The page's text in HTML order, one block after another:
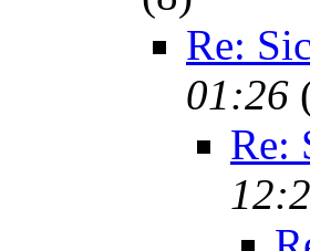
Re:
01:26
Re: